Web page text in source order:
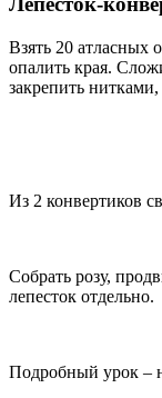
Взять 20 атласных
опалить края.
закрепить
Из 2 конвертиков
Собрать розу,
лепесток отдельно.
Подробный урок –